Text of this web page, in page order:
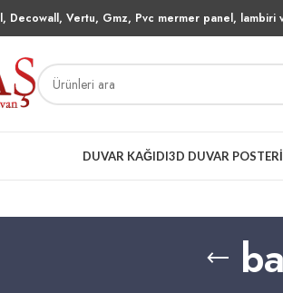
Decowall, Vertu, Gmz, Pvc mermer panel, lambiri
DUVAR KAĞIDI3D DUVAR POSTERI